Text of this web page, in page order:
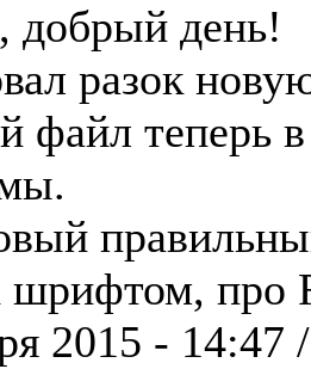
добрый день!
разок
файл теперь
про
2015 - 14:47